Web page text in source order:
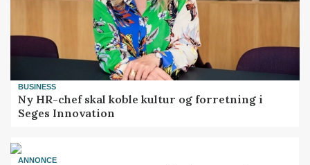
BUSINESS
Ny HR-chef skal koble kultur og forretning i
Seges Innovation
ANNONCE